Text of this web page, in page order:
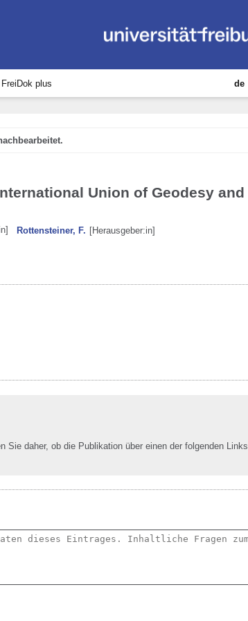
plus de
Union of Geodesy and
Rottensteiner, F. [Herausgeber:in]
Sie daher, ob die Publikation über einen der folgenden Links